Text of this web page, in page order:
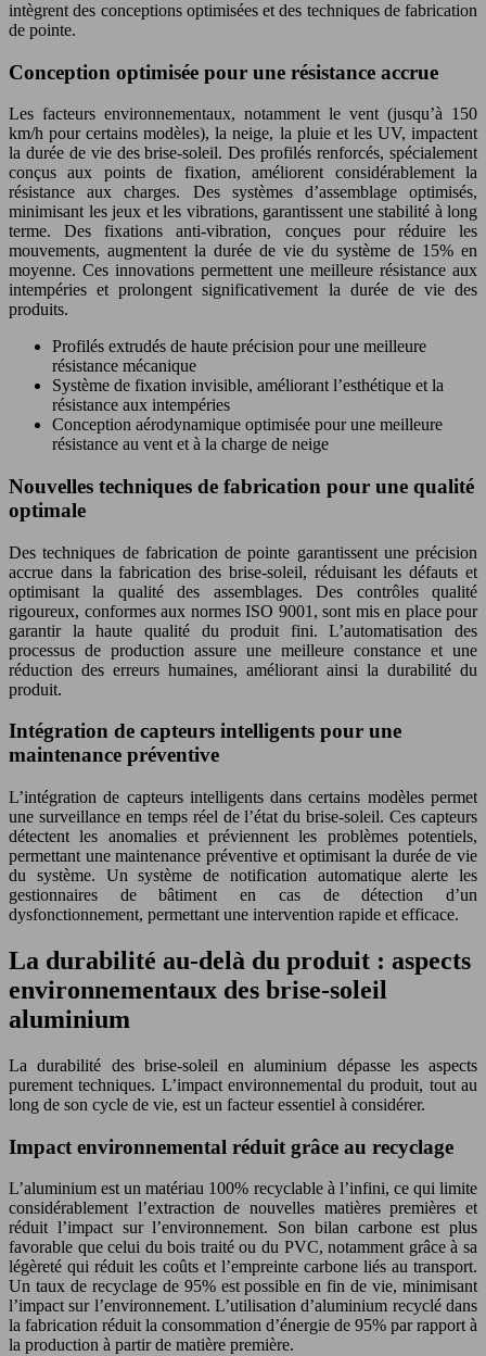
intègrent des conceptions optimisées et des techniques de fabrication
de pointe.
Conception optimisée pour une résistance accrue
Les facteurs environnementaux, notamment le vent (jusqu’à 150
km/h pour certains modèles), la neige, la pluie et les UV, impactent
la durée de vie des brise-soleil. Des profilés renforcés, spécialement
conçus aux points de fixation, améliorent considérablement la
résistance aux charges. Des systèmes d’assemblage optimisés,
minimisant les jeux et les vibrations, garantissent une stabilité à long
terme. Des fixations anti-vibration, conçues pour réduire les
mouvements, augmentent la durée de vie du système de 15% en
moyenne. Ces innovations permettent une meilleure résistance aux
intempéries et prolongent significativement la durée de vie des
produits.
Profilés extrudés de haute précision pour une meilleure
résistance mécanique
Système de fixation invisible, améliorant l’esthétique et la
résistance aux intempéries
Conception aérodynamique optimisée pour une meilleure
résistance au vent et à la charge de neige
Nouvelles techniques de fabrication pour une qualité
optimale
Des techniques de fabrication de pointe garantissent une précision
accrue dans la fabrication des brise-soleil, réduisant les défauts et
optimisant la qualité des assemblages. Des contrôles qualité
rigoureux, conformes aux normes ISO 9001, sont mis en place pour
garantir la haute qualité du produit fini. L’automatisation des
processus de production assure une meilleure constance et une
réduction des erreurs humaines, améliorant ainsi la durabilité du
produit.
Intégration de capteurs intelligents pour une
maintenance préventive
L’intégration de capteurs intelligents dans certains modèles permet
une surveillance en temps réel de l’état du brise-soleil. Ces capteurs
détectent les anomalies et préviennent les problèmes potentiels,
permettant une maintenance préventive et optimisant la durée de vie
du système. Un système de notification automatique alerte les
gestionnaires de bâtiment en cas de détection d’un
dysfonctionnement, permettant une intervention rapide et efficace.
La durabilité au-delà du produit : aspects
environnementaux des brise-soleil
aluminium
La durabilité des brise-soleil en aluminium dépasse les aspects
purement techniques. L’impact environnemental du produit, tout au
long de son cycle de vie, est un facteur essentiel à considérer.
Impact environnemental réduit grâce au recyclage
L’aluminium est un matériau 100% recyclable à l’infini, ce qui limite
considérablement l’extraction de nouvelles matières premières et
réduit l’impact sur l’environnement. Son bilan carbone est plus
favorable que celui du bois traité ou du PVC, notamment grâce à sa
légèreté qui réduit les coûts et l’empreinte carbone liés au transport.
Un taux de recyclage de 95% est possible en fin de vie, minimisant
l’impact sur l’environnement. L’utilisation d’aluminium recyclé dans
la fabrication réduit la consommation d’énergie de 95% par rapport à
la production à partir de matière première.